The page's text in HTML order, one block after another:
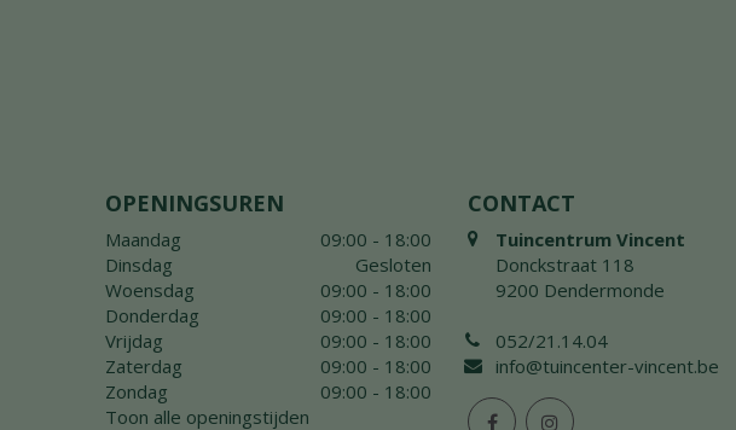
OPENINGSUREN
Maandag
09:00 - 18:00
Dinsdag
Gesloten
Woensdag
09:00 - 18:00
Donderdag
09:00 - 18:00
Vrijdag
09:00 - 18:00
Zaterdag
09:00 - 18:00
Zondag
09:00 - 18:00
Toon alle openingstijden
CONTACT
Tuincentrum Vincent
Donckstraat 118
9200 Dendermonde
052/21.14.04
info@tuincenter-vincent.be